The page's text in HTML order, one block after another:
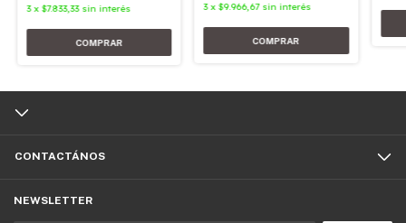
3 x $7.833,33 sin interés 3 x$9.966,67 sin interés
CONTACTÁNOS
NEWSLETTER